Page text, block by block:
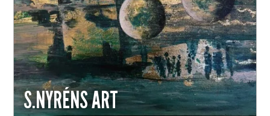
S.NYRÉNS ART